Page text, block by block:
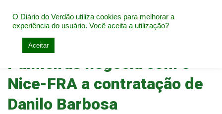
Home Mercado da bola
Palmeiras negocia com o
Nice-FRA a contratação de
Danilo Barbosa
O Diário do Verdão utiliza cookies para melhorar a
experiência do usuário. Você aceita a utilização?
Aceitar